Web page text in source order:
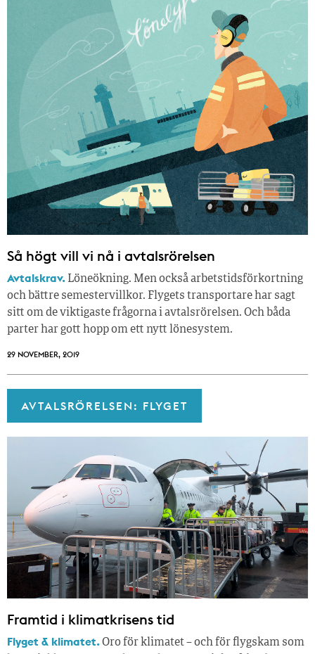
Så högt vill vi nå i avtalsrörelsen
Avtalskrav. Löneökning. Men också arbetstidsförkortning
och bättre semestervillkor. Flygets transportare har sagt
sitt om de viktigaste frågorna i avtalsrörelsen. Och båda
parter har gott hopp om ett nytt lönesystem.
29 NOVEMBER, 2019
AVTALSRÖRELSEN: FLYGET
Framtid i klimatkrisens tid
Flyget & klimatet.Oro för klimatet – och för flygskam som